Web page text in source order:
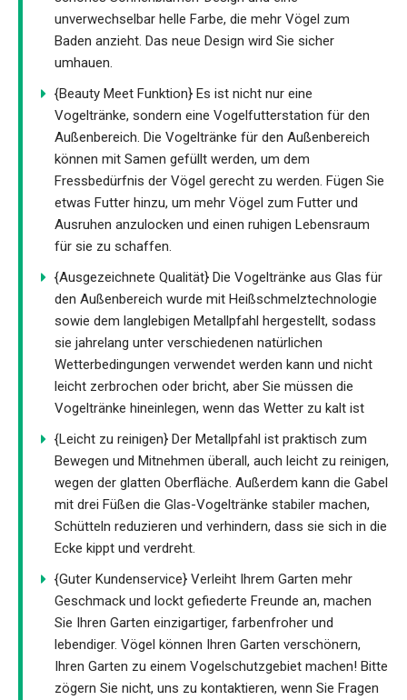
unverwechselbar helle Farbe, die mehr Vögel zum
Baden anzieht. Das neue Design wird Sie sicher
umhauen.
{Beauty Meet Funktion} Es ist nicht nur eine
Vogeltränke, sondern eine Vogelfutterstation für den
Außenbereich. Die Vogeltränke für den Außenbereich
können mit Samen gefüllt werden, um dem
Fressbedürfnis der Vögel gerecht zu werden. Fügen Sie
etwas Futter hinzu, um mehr Vögel zum Futter und
Ausruhen anzulocken und einen ruhigen Lebensraum
für sie zu schaffen.
{Ausgezeichnete Qualität} Die Vogeltränke aus Glas für
den Außenbereich wurde mit Heißschmelztechnologie
sowie dem langlebigen Metallpfahl hergestellt, sodass
sie jahrelang unter verschiedenen natürlichen
Wetterbedingungen verwendet werden kann und nicht
leicht zerbrochen oder bricht, aber Sie müssen die
Vogeltränke hineinlegen, wenn das Wetter zu kalt ist
{Leicht zu reinigen} Der Metallpfahl ist praktisch zum
Bewegen und Mitnehmen überall, auch leicht zu reinigen,
wegen der glatten Oberfläche. Außerdem kann die Gabel
mit drei Füßen die Glas-Vogeltränke stabiler machen,
Schütteln reduzieren und verhindern, dass sie sich in die
Ecke kippt und verdreht.
{Guter Kundenservice} Verleiht Ihrem Garten mehr
Geschmack und lockt gefiederte Freunde an, machen
Sie Ihren Garten einzigartiger, farbenfroher und
lebendiger. Vögel können Ihren Garten verschönern,
Ihren Garten zu einem Vogelschutzgebiet machen! Bitte
zögern Sie nicht, uns zu kontaktieren, wenn Sie Fragen